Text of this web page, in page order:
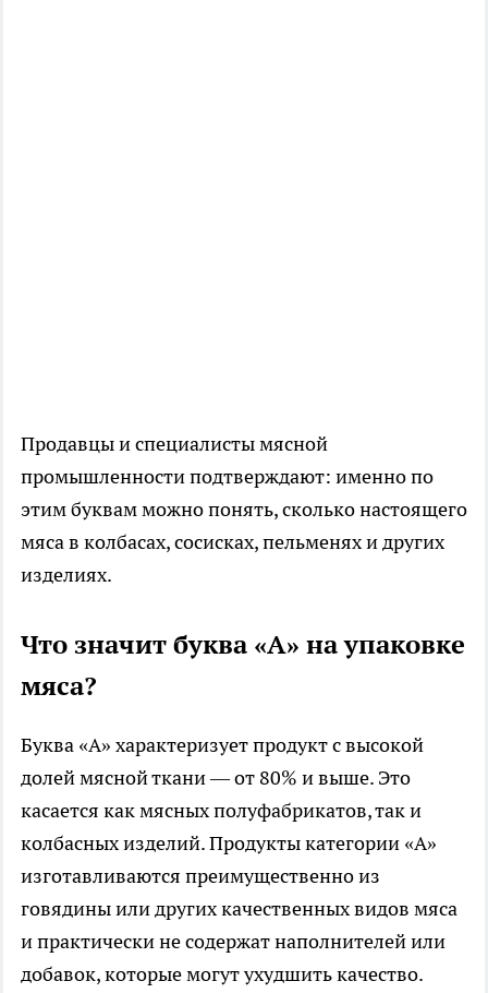
Продавцы и специалисты мясной
промышленности подтверждают: именно по
этим буквам можно понять, сколько настоящего
мяса в колбасах, сосисках, пельменях и других
изделиях.
Что значит буква «А» на упаковке
мяса?
Буква «А» характеризует продукт с высокой
долей мясной ткани — от 80% и выше. Это
касается как мясных полуфабрикатов, так и
колбасных изделий. Продукты категории «А»
изготавливаются преимущественно из
говядины или других качественных видов мяса
и практически не содержат наполнителей или
добавок, которые могут ухудшить качество.